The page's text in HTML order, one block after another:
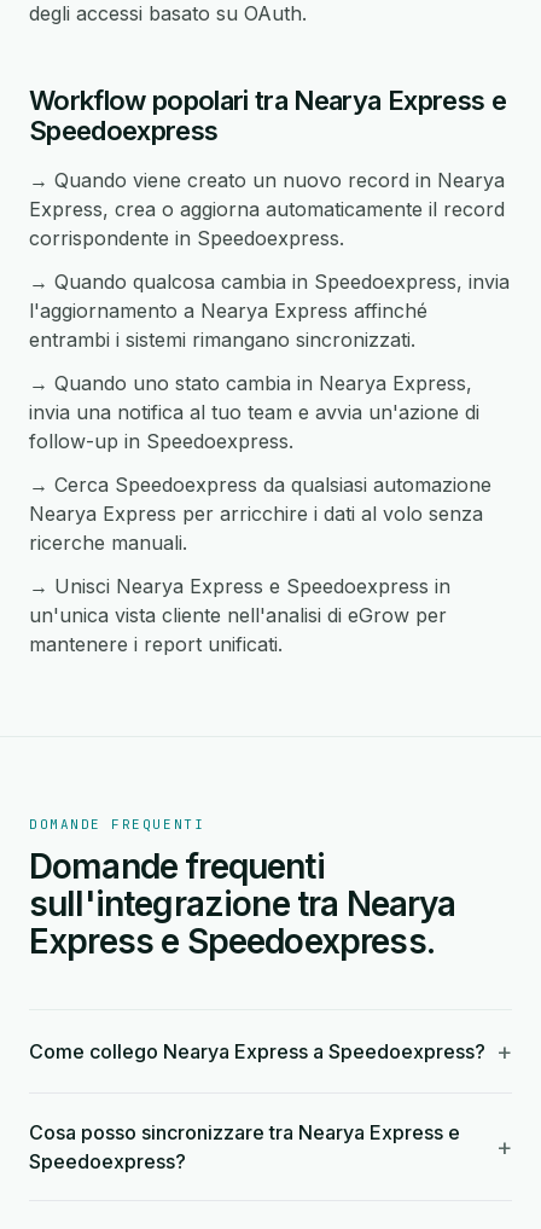
degli accessi basato su OAuth.
Workflow popolari tra Nearya Express e
Speedoexpress
→ Quando viene creato un nuovo record in Nearya
Express, crea o aggiorna automaticamente il record
corrispondente in Speedoexpress.
→ Quando qualcosa cambia in Speedoexpress, invia
l'aggiornamento a Nearya Express affinché
entrambi i sistemi rimangano sincronizzati.
→ Quando uno stato cambia in Nearya Express,
invia una notifica al tuo team e avvia un'azione di
follow-up in Speedoexpress.
→ Cerca Speedoexpress da qualsiasi automazione
Nearya Express per arricchire i dati al volo senza
ricerche manuali.
→ Unisci Nearya Express e Speedoexpress in
un'unica vista cliente nell'analisi di eGrow per
mantenere i report unificati.
DOMANDE FREQUENTI
Domande frequenti
sull'integrazione tra Nearya
Express e Speedoexpress.
Come collego Nearya Express a Speedoexpress? +
Cosa posso sincronizzare tra Nearya Express e
Speedoexpress?
+